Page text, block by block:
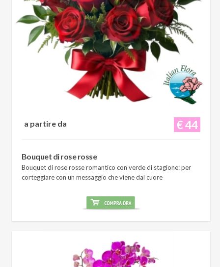
€ 44
a partire da
Bouquet di rose rosse
Bouquet di rose rosse romantico con verde di stagione: per
corteggiare con un messaggio che viene dal cuore